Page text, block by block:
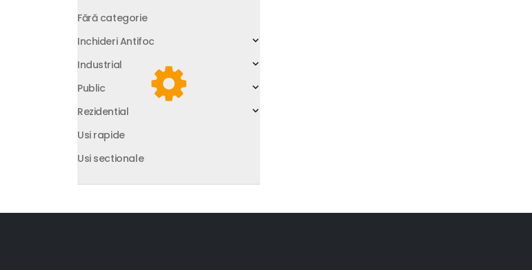
Fără categorie
Inchideri Antifoc
Industrial
Public
Rezidential
Usi rapide
Usi sectionale